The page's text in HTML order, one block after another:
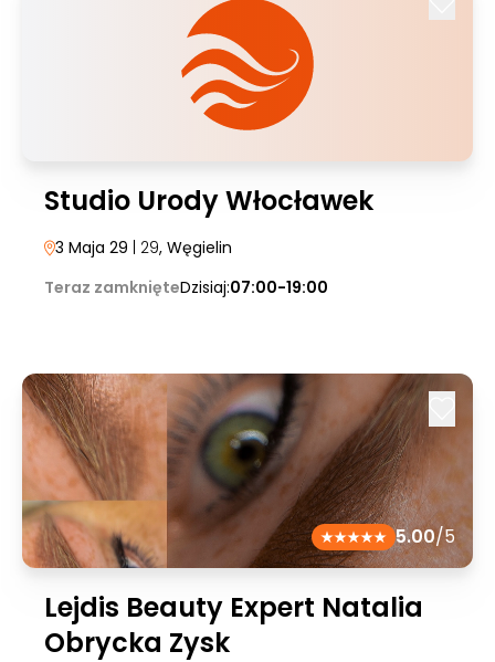
Studio Urody Włocławek
3 Maja 29 | 29, Węgielin
Teraz zamknięteDzisiaj:07:00-19:00
5.00/5
Lejdis Beauty Expert Natalia
Obrycka Zysk